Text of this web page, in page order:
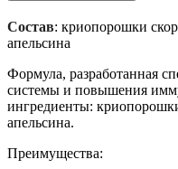
Состав: криопорошки
апельсина
Формула, разработанная
системы и повышения
ингредиенты:
апельсина.
Преимущества: